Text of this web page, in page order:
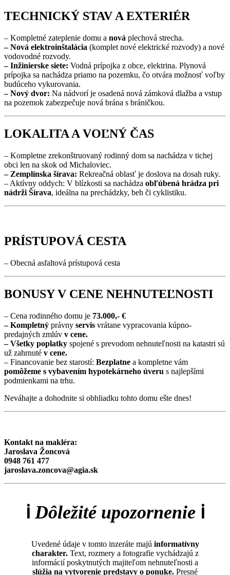
TECHNICKÝ STAV A EXTERIÉR
– Kompletné zateplenie domu a nová plechová strecha.
– Nová elektroinštalácia (komplet nové elektrické rozvody) a nové
vodovodné rozvody.
– Inžinierske siete: Vodná prípojka z obce, elektrina. Plynová
prípojka sa nachádza priamo na pozemku, čo otvára možnosť voľby
budúceho vykurovania.
– Nový dvor: Na nádvorí je osadená nová zámková dlažba a vstup
na pozemok zabezpečuje nová brána s bráničkou.
LOKALITA A VOĽNÝ ČAS
– Kompletne zrekonštruovaný rodinný dom sa nachádza v tichej
obci len na skok od Michaloviec.
– Zemplínska šírava: Rekreačná oblasť je doslova na dosah ruky.
– Aktívny oddych: V blízkosti sa nachádza obľúbená hrádza pri
nádrži Šírava, ideálna na prechádzky, beh či cyklistiku.
PRÍSTUPOVÁ CESTA
– Obecná asfaltová prístupová cesta
BONUSY V CENE NEHNUTEĽNOSTI
– Cena rodinného domu je 73.000,- €
– Kompletný právny servis vrátane vypracovania kúpno-
predajných zmlúv v cene.
– Všetky poplatky spojené s prevodom nehnuteľnosti na katastri sú
už zahrnuté v cene.
– Financovanie bez starostí: Bezplatne a kompletne vám
pomôžeme s vybavením hypotekárneho úveru s najlepšími
podmienkami na trhu.
Neváhajte a dohodnite si obhliadku tohto domu ešte dnes!
Kontakt na makléra:
Jaroslava Žoncová
0948 761 477
jaroslava.zoncova@agia.sk
ℹ️Dôležité upozornenieℹ️
Uvedené údaje v tomto inzeráte majú informatívny
charakter.Text, rozmery a fotografie vychádzajú z
informácií poskytnutých majiteľom nehnuteľnosti a
slúžia na vytvorenie predstavy o ponuke. Presné